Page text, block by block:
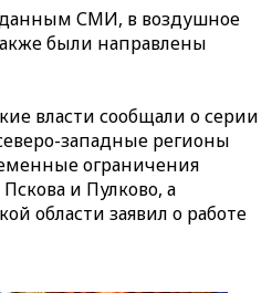
СМИ, в воздушное
были направлены
власти сообщали о серии
западные регионы
ограничения
и Пулково, а
области заявил о работе